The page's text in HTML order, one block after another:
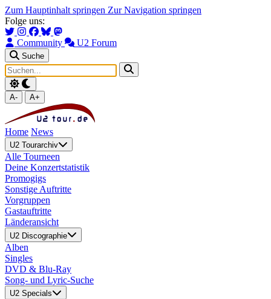
Zum Hauptinhalt springen Zur Navigation springen
Folge uns:
Community U2 Forum
Suche
A- A+
Home News
U2 Tourarchiv
Alle Tourneen
Deine Konzertstatistik
Promogigs
Sonstige Auftritte
Vorgruppen
Gastauftritte
Länderansicht
U2 Discographie
Alben
Singles
DVD & Blu-Ray
Song- und Lyric-Suche
U2 Specials